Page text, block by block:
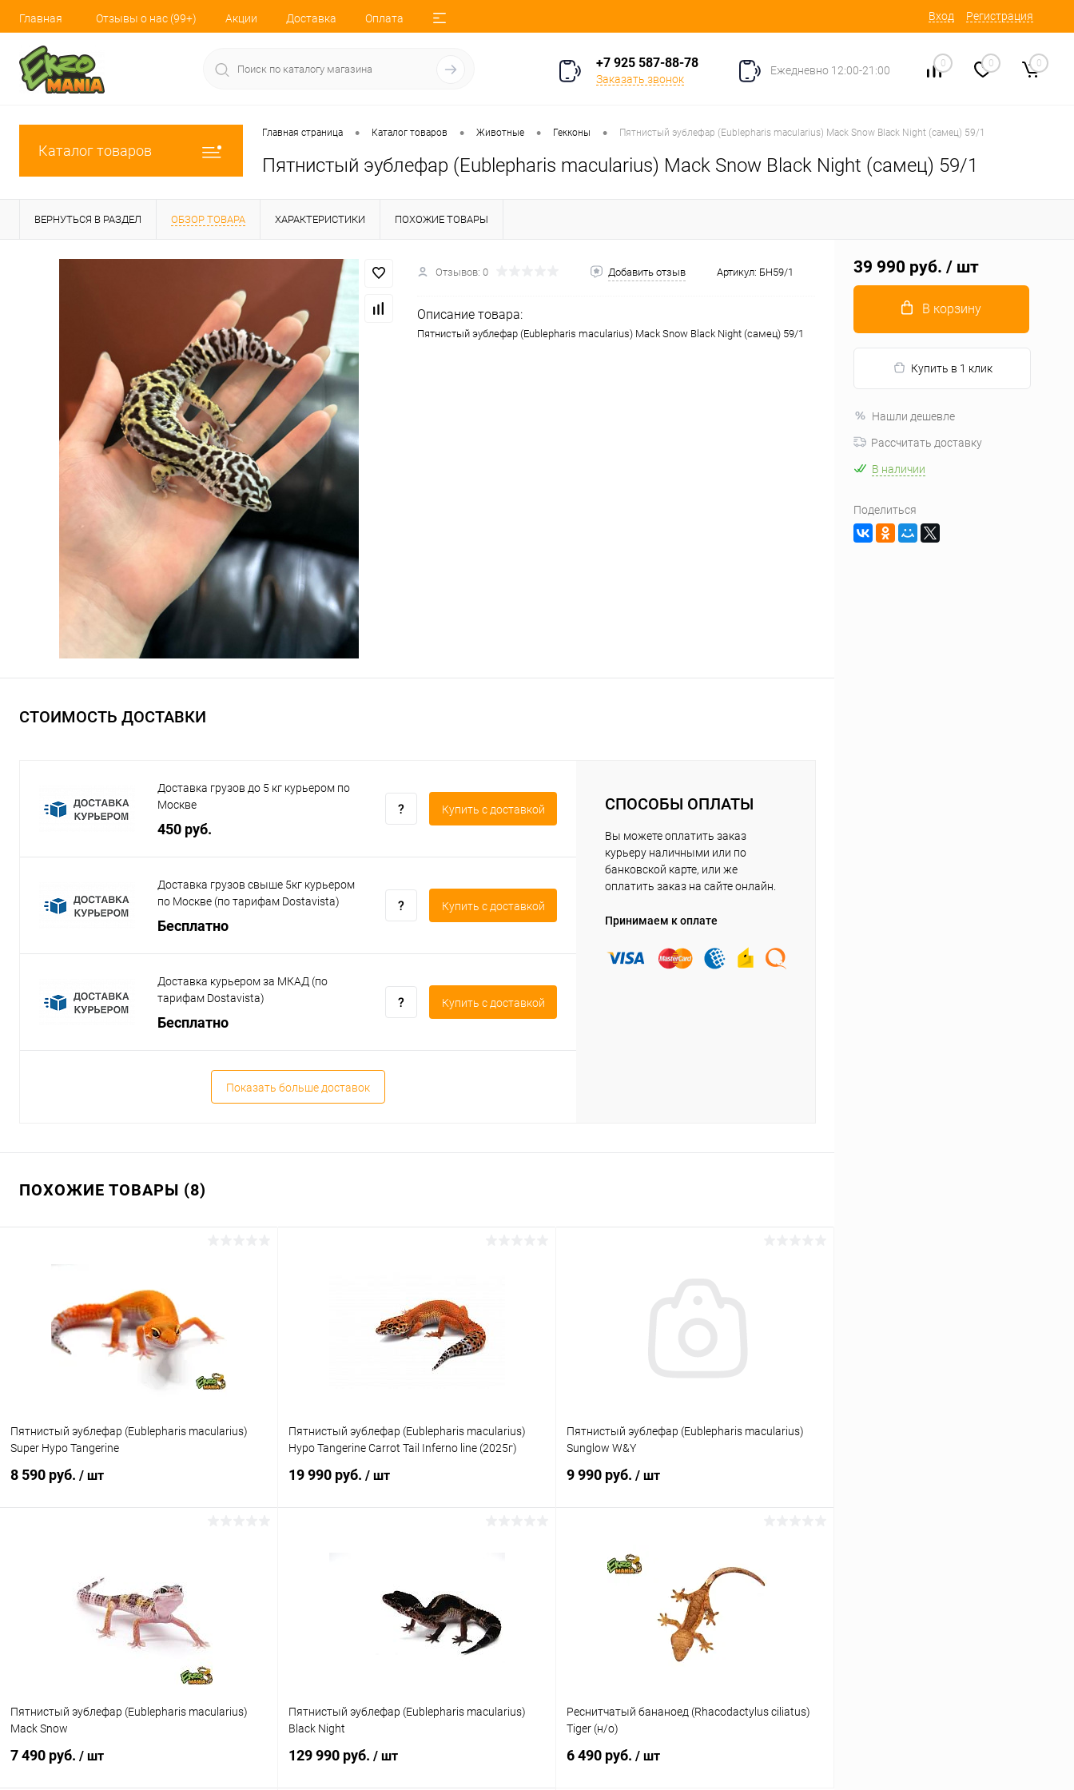
Главная Отзывы о нас (99+) Акции Доставка Оплата Вход Регистрация
+7 925 587-88-78
Заказать звонок
Ежедневно 12:00-21:00
0 0 0
Каталог товаров
Главная страница • Каталог товаров • Животные • Гекконы • Пятнистый эублефар (Eublepharis macularius) Mack Snow Black Night (самец) 59/1
Пятнистый эублефар (Eublepharis macularius) Mack Snow Black Night (самец) 59/1
ВЕРНУТЬСЯ В РАЗДЕЛ ОБЗОР ТОВАРА ХАРАКТЕРИСТИКИ ПОХОЖИЕ ТОВАРЫ
Отзывов: 0 Добавить отзыв Артикул: БН59/1
Описание товара:
Пятнистый эублефар (Eublepharis macularius) Mack Snow Black Night (самец) 59/1
СТОИМОСТЬ ДОСТАВКИ
Доставка грузов до 5 кг курьером по
Москве
450 руб.
Купить c доставкой
Доставка грузов свыше 5кг курьером
по Москве (по тарифам Dostavista)
Бесплатно
Купить c доставкой
Доставка курьером за МКАД (по
тарифам Dostavista)
Бесплатно
Купить c доставкой
Показать больше доставок
СПОСОБЫ ОПЛАТЫ
Вы можете оплатить заказ
курьеру наличными или по
банковской карте, или же
оплатить заказ на сайте онлайн.
Принимаем к оплате
ПОХОЖИЕ ТОВАРЫ (8)
Пятнистый эублефар (Eublepharis macularius)
Super Hypo Tangerine
8 590 руб. / шт
Купить в 1 клик Сравнение
В избранное В наличии
Пятнистый эублефар (Eublepharis macularius)
Hypo Tangerine Carrot Tail Inferno line (2025г)
19 990 руб. / шт
В наличии
Пятнистый эублефар (Eublepharis macularius)
Sunglow W&Y
9 990 руб. / шт
Сравнение
Пятнистый эублефар (Eublepharis macularius)
Mack Snow
7 490 руб. / шт
Пятнистый эублефар (Eublepharis macularius)
Black Night
129 990 руб. / шт
Реснитчатый бананоед (Rhacodactylus ciliatus)
Tiger (н/о)
6 490 руб. / шт
39 990 руб. / шт
В корзину
Купить в 1 клик
Нашли дешевле
Рассчитать доставку
В наличии
Поделиться